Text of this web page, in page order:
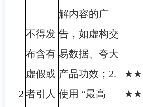
2
不得发
布含有
虚假或
者引人
解内容的广
告，如虚构交
易数据、夸大
产品功效；2.
使用 “最高
★★
★★